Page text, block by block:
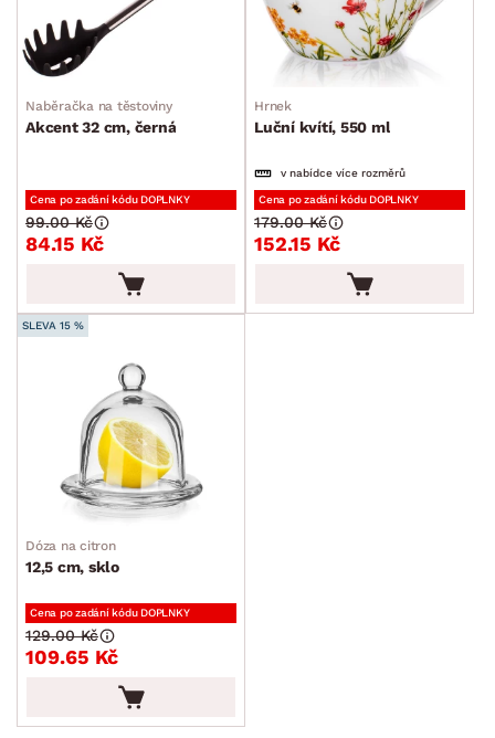
Naběračka na těstoviny
Akcent 32 cm, černá
Cena po zadání kódu DOPLNKY
84.15 Kč
99.00 Kč
Hrnek
Luční kvítí, 550 ml
v nabídce více rozměrů
Cena po zadání kódu DOPLNKY
152.15 Kč
179.00 Kč
SLEVA 15 %
Dóza na citron
12,5 cm, sklo
Cena po zadání kódu DOPLNKY
109.65 Kč
129.00 Kč